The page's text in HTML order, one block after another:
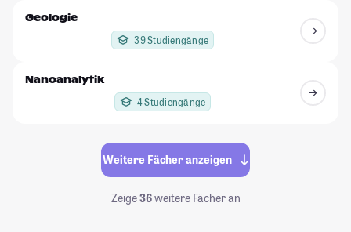
Geologie
39 Studiengänge
Nanoanalytik
4 Studiengänge
Weitere Fächer anzeigen
Zeige36weitere Fächer an